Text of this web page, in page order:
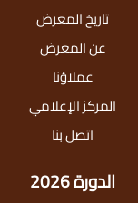
تاريخ المعرض
عن المعرض
عملاؤنا
المركز الإعلامي
اتصل بنا
الدورة 2026